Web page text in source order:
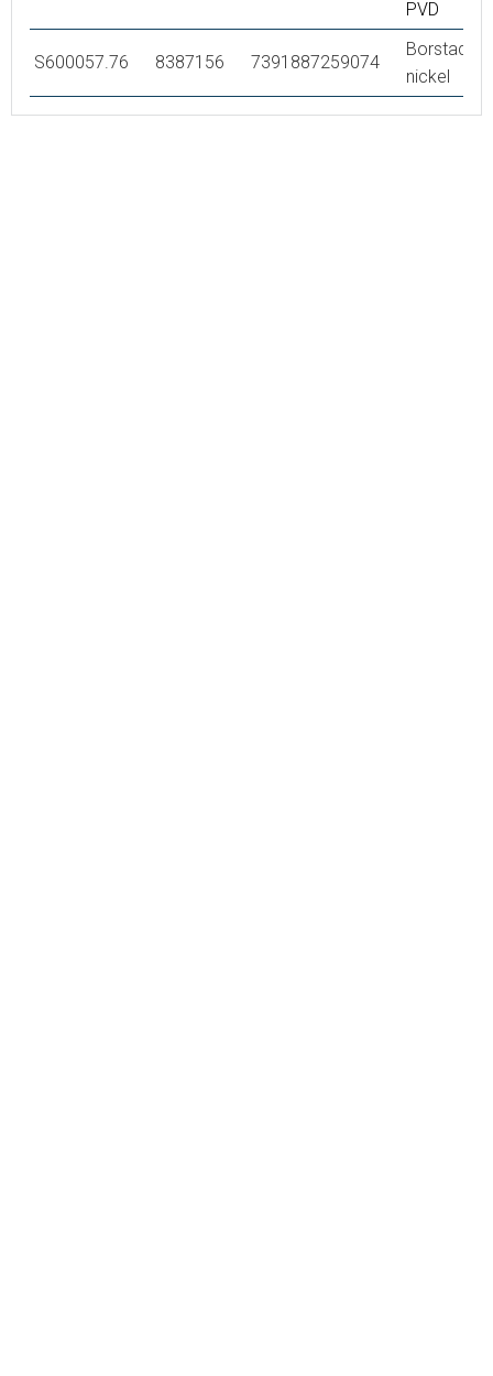
PVD
S600057.76 8387156 7391887259074
Borstad
nickel